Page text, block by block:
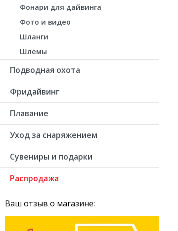
Фонари для дайвинга
Фото и видео
Шланги
Шлемы
Подводная охота
Фридайвинг
Плавание
Уход за снаряжением
Сувениры и подарки
Распродажа
Ваш отзыв о магазине: